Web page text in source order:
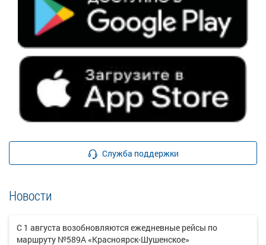
Служба поддержки
Новости
С 1 августа возобновляются ежедневные рейсы по
маршруту №589А «Красноярск-Шушенское»